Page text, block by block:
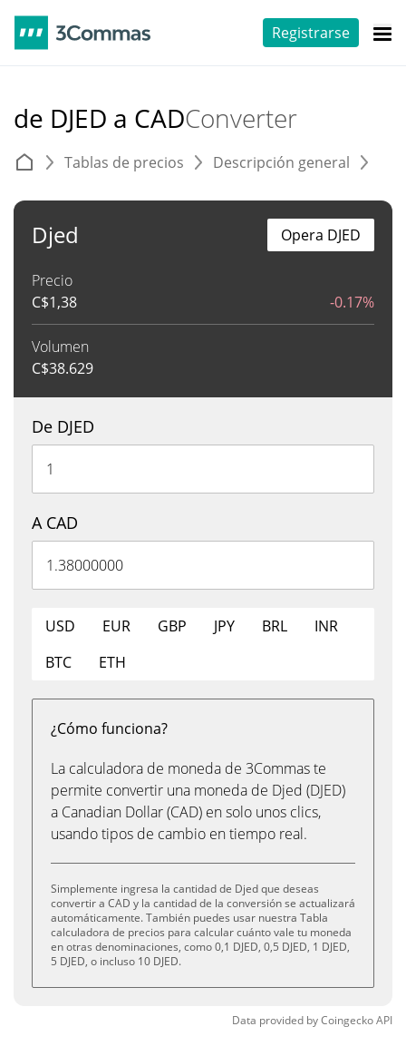
Registrarse
de DJED a CADConverter
Tablas de precios Descripción general
Djed
Precio
C$1,38 -0.17%
Volumen
C$38.629
Opera DJED
De DJED
A CAD
USD EUR GBP JPY BRL
INR
BTC
ETH
¿Cómo funciona?
La calculadora de moneda de 3Commas te
permite convertir una moneda de Djed (DJED)
a Canadian Dollar (CAD) en solo unos clics,
usando tipos de cambio en tiempo real.
Simplemente ingresa la cantidad de Djed que deseas
convertir a CAD y la cantidad de la conversión se actualizará
automáticamente. También puedes usar nuestra Tabla
calculadora de precios para calcular cuánto vale tu moneda
en otras denominaciones, como 0,1 DJED, 0,5 DJED, 1 DJED,
5 DJED, o incluso 10 DJED.
Data provided byCoingeckoAPI